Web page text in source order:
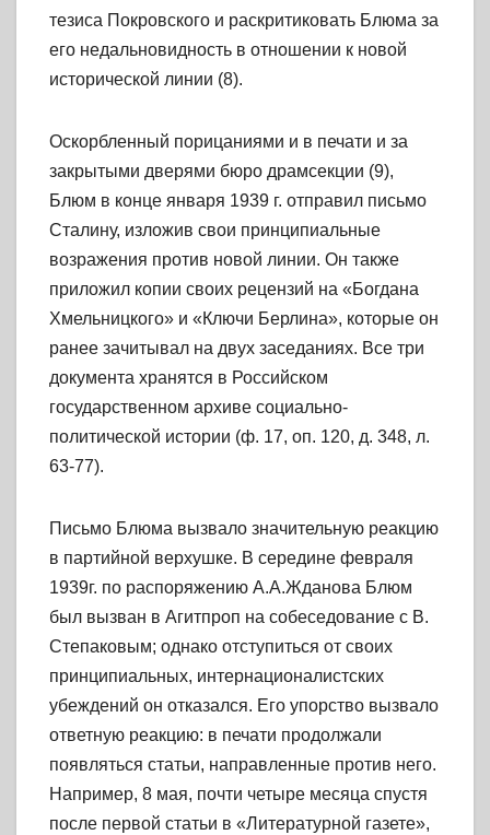
тезиса Покровского и раскритиковать Блюма за
его недальновидность в отношении к новой
исторической линии (8).
Оскорбленный порицаниями и в печати и за
закрытыми дверями бюро драмсекции (9),
Блюм в конце января 1939 г. отправил письмо
Сталину, изложив свои принципиальные
возражения против новой линии. Он также
приложил копии своих рецензий на «Богдана
Хмельницкого» и «Ключи Берлина», которые он
ранее зачитывал на двух заседаниях. Все три
документа хранятся в Российском
государственном архиве социально-
политической истории (ф. 17, оп. 120, д. 348, л.
63-77).
Письмо Блюма вызвало значительную реакцию
в партийной верхушке. В середине февраля
1939г. по распоряжению А.А.Жданова Блюм
был вызван в Агитпроп на собеседование с В.
Степаковым; однако отступиться от своих
принципиальных, интернационалистских
убеждений он отказался. Его упорство вызвало
ответную реакцию: в печати продолжали
появляться статьи, направленные против него.
Например, 8 мая, почти четыре месяца спустя
после первой статьи в «Литературной газете»,